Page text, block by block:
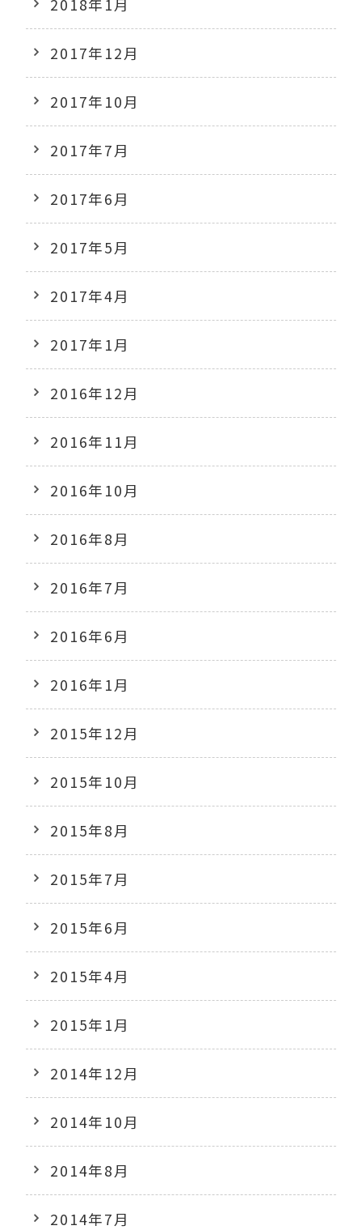
2018年1月
2017年12月
2017年10月
2017年7月
2017年6月
2017年5月
2017年4月
2017年1月
2016年12月
2016年11月
2016年10月
2016年8月
2016年7月
2016年6月
2016年1月
2015年12月
2015年10月
2015年8月
2015年7月
2015年6月
2015年4月
2015年1月
2014年12月
2014年10月
2014年8月
2014年7月